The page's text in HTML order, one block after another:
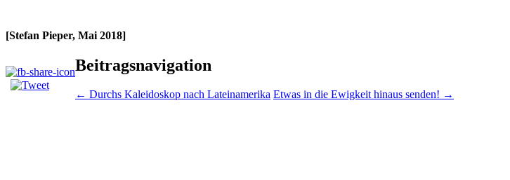
[Stefan Pieper, Mai 2018]
Beitragsnavigation
← ­Durchs Kaleidoskop nach Lateinamerika Etwas in die Ewigkeit hinaus senden! →